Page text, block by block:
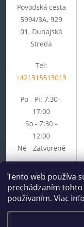
Tento web používa
prechádzaním
používaním. Viac
Povodská cesta
5994/3A, 929
01, Dunajská
Streda
Tel:
+421315513013
Po - Pi: 7:30 -
17:00
So - 7:30 -
12:00
Ne - Zatvorené